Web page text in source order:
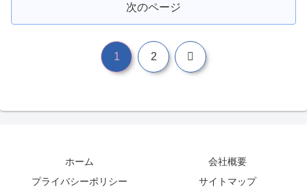
次のページ
1 2 次
ホーム
会社概要
プライバシーポリシー
サイトマップ